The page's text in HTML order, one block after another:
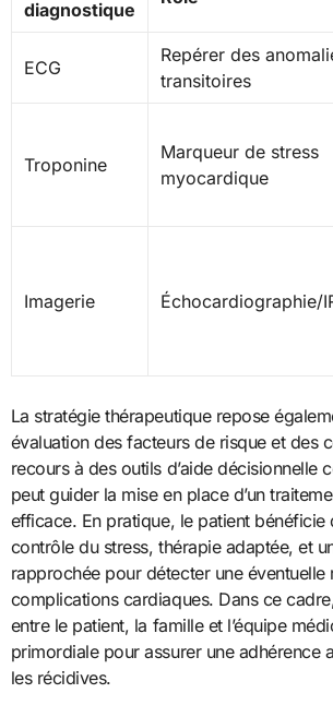
diagnostique
ECG
Repérer des
transitoires
Troponine
Marqueur de stress
myocardique
Imagerie Échocardiographie/
La stratégie thérapeutique repose
évaluation des facteurs de risque et des
recours à des outils d’aide décisionnelle
peut guider la mise en place d’un
efficace. En pratique, le patient bénéficie
contrôle du stress, thérapie adaptée, et
rapprochée pour détecter une éventuelle
complications cardiaques. Dans ce
entre le patient, la famille et l’équipe
primordiale pour assurer une adhérence
les récidives.